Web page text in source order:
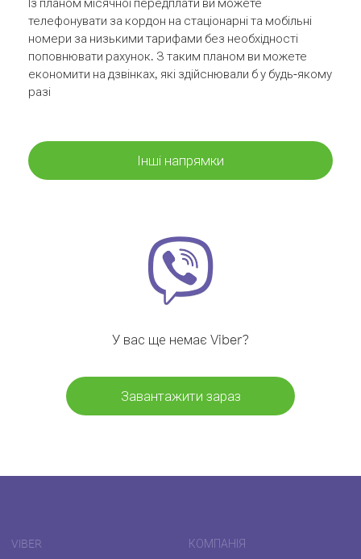
телефонувати за кордон на стаціонарні та мобільні
номери за низькими тарифами без необхідності
поповнювати рахунок. З таким планом ви можете
економити на дзвінках, які здійснювали б у будь-якому
разі
Інші напрямки
У вас ще немає Viber?
Завантажити зараз
VIBER КОМПАНІЯ